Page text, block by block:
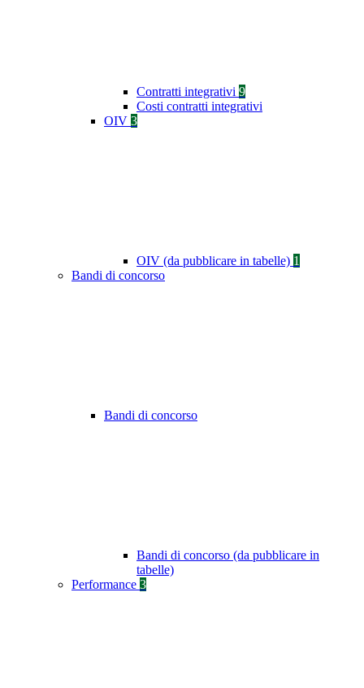
Contratti integrativi 9
Costi contratti integrativi
OIV 3
OIV (da pubblicare in tabelle) 1
Bandi di concorso
Bandi di concorso
Bandi di concorso (da pubblicare in
tabelle)
Performance 3